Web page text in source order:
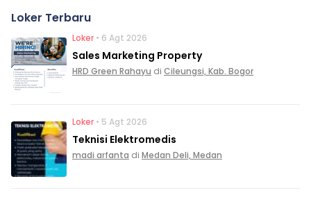
Loker Terbaru
Loker • 6 Agt 2026
Sales Marketing Property
HRD Green Rahayu di Cileungsi, Kab. Bogor
Loker • 5 Agt 2026
Teknisi Elektromedis
madi arfanta di Medan Deli, Medan